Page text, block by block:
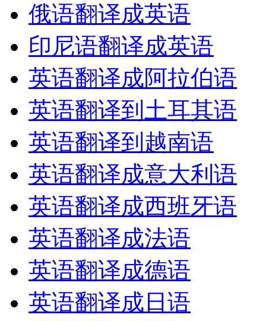
俄语翻译成英语
印尼语翻译成英语
英语翻译成阿拉伯语
英语翻译到土耳其语
英语翻译到越南语
英语翻译成意大利语
英语翻译成西班牙语
英语翻译成法语
英语翻译成德语
英语翻译成日语